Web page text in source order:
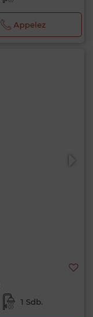
Appelez
1 Sdb.